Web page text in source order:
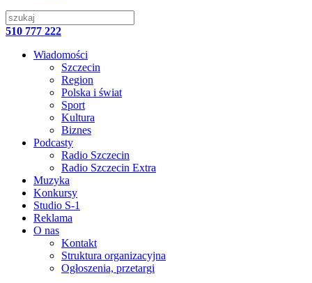
510 777 222
Wiadomości
Szczecin
Region
Polska i świat
Sport
Kultura
Biznes
Podcasty
Radio Szczecin
Radio Szczecin Extra
Muzyka
Konkursy
Studio S-1
Reklama
O nas
Kontakt
Struktura organizacyjna
Ogłoszenia, przetargi